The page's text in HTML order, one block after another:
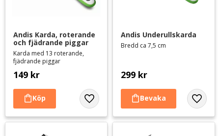
Andis Karda, roterande
och fjädrande piggar
Karda med 13 roterande,
fjädrande piggar
149 kr
Lägg till i favoriter
Andis Underullskarda
Bredd ca 7,5 cm
299 kr
Lägg